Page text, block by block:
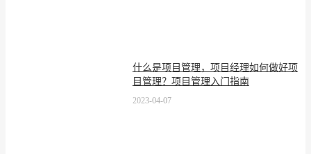
什么是项目管理，项目经理如何做好项
目管理？项目管理入门指南
2023-04-07